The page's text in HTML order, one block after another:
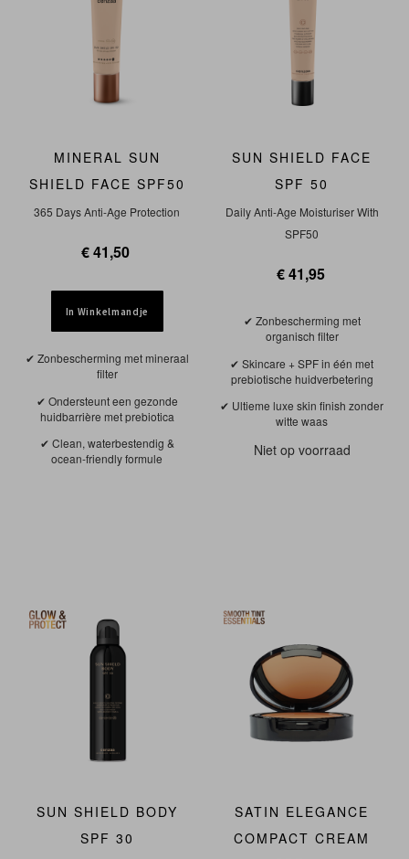
MINERAL SUN
SHIELD FACE SPF50
365 Days Anti-Age Protection
€ 41,50
In Winkelmandje
Zonbescherming met mineraal
filter
Ondersteunt een gezonde
huidbarrière met prebiotica
Clean, waterbestendig &
ocean-friendly formule
SUN SHIELD FACE
SPF 50
Daily Anti-Age Moisturiser With
SPF50
€ 41,95
Zonbescherming met
organisch filter
Skincare + SPF in één met
prebiotische huidverbetering
Ultieme luxe skin finish zonder
witte waas
Niet op voorraad
SUN SHIELD BODY
SPF 30
SATIN ELEGANCE
COMPACT CREAM